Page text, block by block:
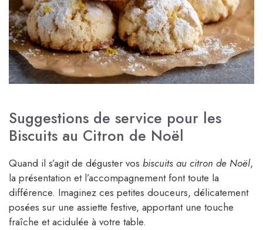
Suggestions de service pour les
Biscuits au Citron de Noël
Quand il s’agit de déguster vos biscuits au citron de Noël,
la présentation et l’accompagnement font toute la
différence. Imaginez ces petites douceurs, délicatement
posées sur une assiette festive, apportant une touche
fraîche et acidulée à votre table.